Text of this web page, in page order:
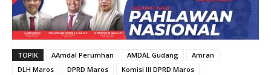
TOPIK AAmdal Perumhan AMDAL Gudang
Amran
DLH Maros
DPRD Maros Komisi III DPRD Maros